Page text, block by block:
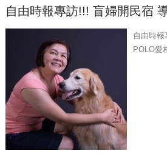
自由時報專訪!!! 盲婦開民宿
自由時
POLO愛